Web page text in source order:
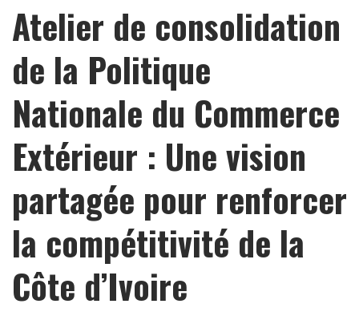
Atelier de consolidation
de la Politique
Nationale du Commerce
Extérieur : Une vision
partagée pour renforcer
la compétitivité de la
Côte d’Ivoire